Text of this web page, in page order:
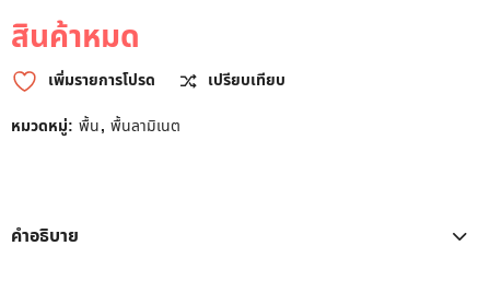
สินค้าหมด
เพิ่มรายการโปรด
เปรียบเทียบ
หมวดหมู่: พื้น, พื้นลามิเนต
คำอธิบาย